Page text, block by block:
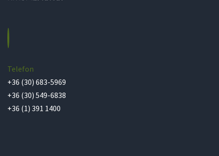
Telefon
+36 (30) 683-5969
+36 (30) 549-6838
+36 (1) 391 1400